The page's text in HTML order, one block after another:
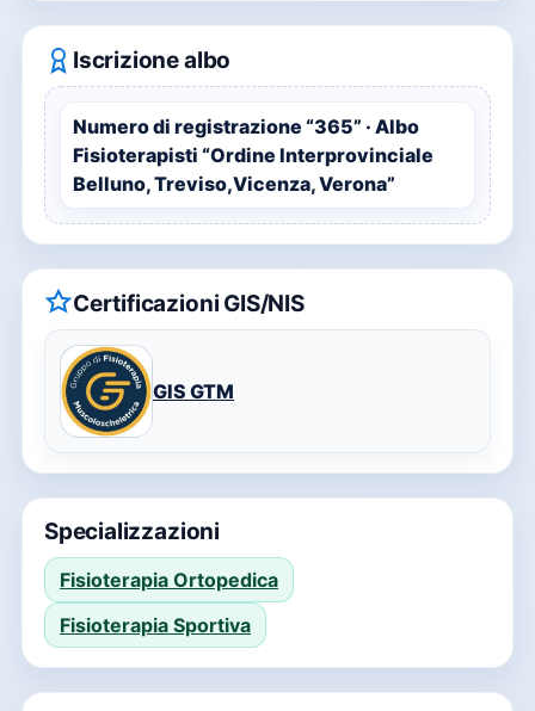
Iscrizione albo
Numero di registrazione “365” · Albo
Fisioterapisti “Ordine Interprovinciale
Belluno, Treviso,Vicenza, Verona”
Certificazioni GIS/NIS
GIS GTM
Specializzazioni
Fisioterapia Ortopedica
Fisioterapia Sportiva